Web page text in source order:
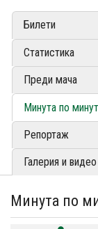
Билети
Статистика
Преди мача
Минута по
Репортаж
Галерия и видео
Минута по